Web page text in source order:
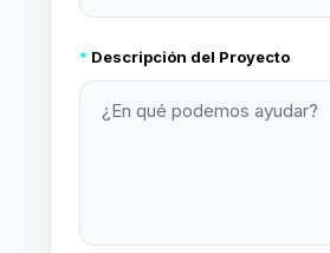
* Descripción del Proyecto